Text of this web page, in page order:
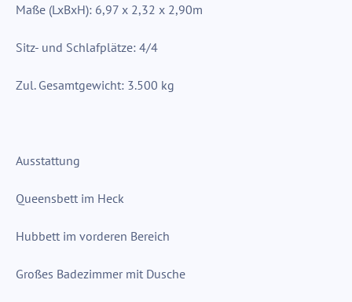
Maße (LxBxH): 6,97 x 2,32 x 2,90m
Sitz- und Schlafplätze: 4/4
Zul. Gesamtgewicht: 3.500 kg
Ausstattung
Queensbett im Heck
Hubbett im vorderen Bereich
Großes Badezimmer mit Dusche